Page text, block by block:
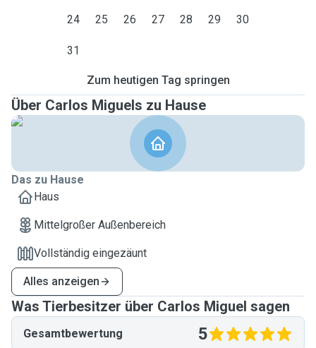
24 25 26 27 28 29 30
31
Zum heutigen Tag springen
Über Carlos Miguels zu Hause
Das zu Hause
Haus
Mittelgroßer Außenbereich
Vollständig eingezäunt
Alles anzeigen
Was Tierbesitzer über Carlos Miguel sagen
Gesamtbewertung 5